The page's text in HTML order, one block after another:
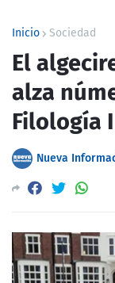
Inicio Sociedad
El
alza
Filología
Nueva